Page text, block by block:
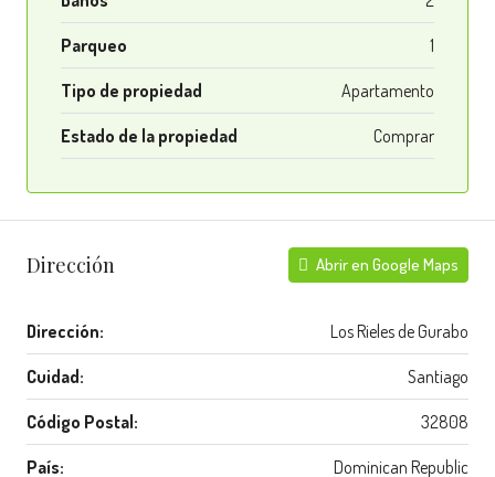
Parqueo 1
Tipo de propiedad Apartamento
Estado de la propiedad Comprar
Dirección Abrir en Google Maps
Dirección: Los Rieles de Gurabo
Cuidad: Santiago
Código Postal: 32808
País: Dominican Republic